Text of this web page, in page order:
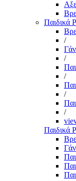
Παιδικά
/
/
/
/
/
Παιδικά